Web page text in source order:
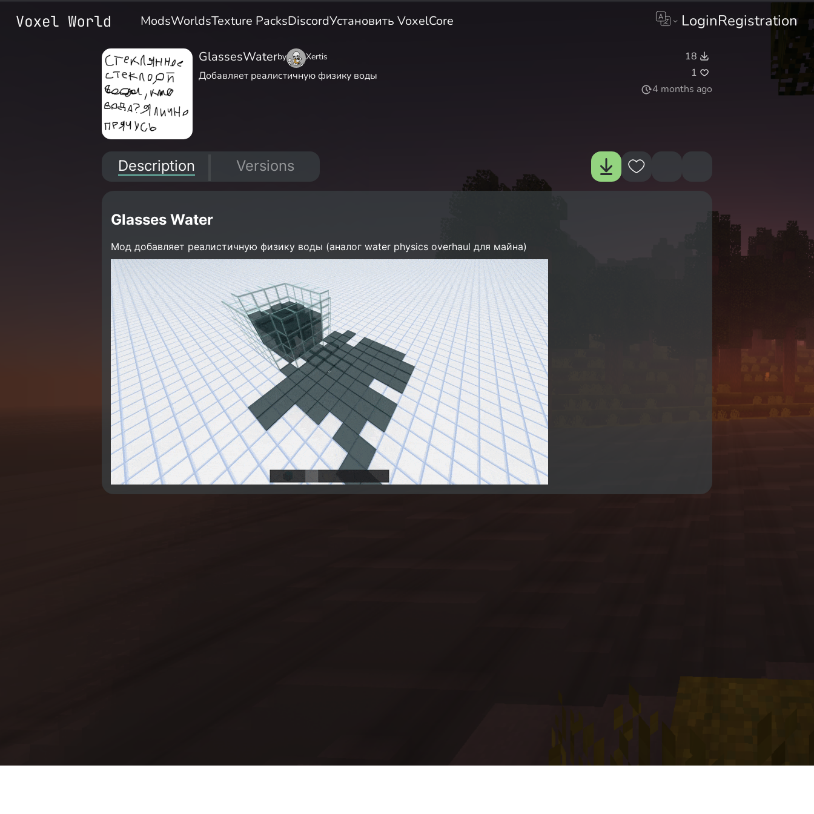
ModsWorldsTexture PacksDiscordУстановить VoxelCore LoginRegistration
GlassesWaterby Xertis
Добавляет реалистичную физику воды
18
1
4 months ago
Description Versions
Glasses Water
Мод добавляет реалистичную физику воды (аналог water physics overhaul для майна)